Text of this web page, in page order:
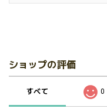
ショップの評価
すべて 0